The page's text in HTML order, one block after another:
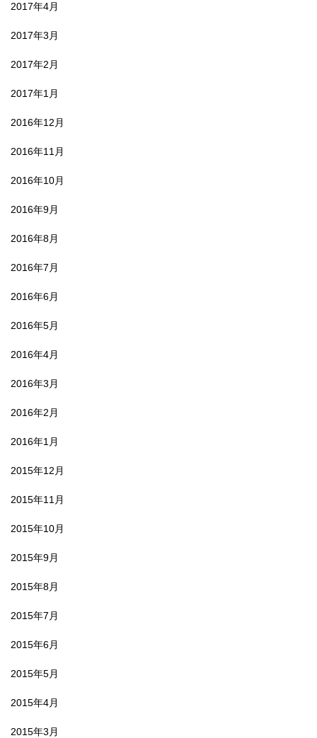
2017年4月
2017年3月
2017年2月
2017年1月
2016年12月
2016年11月
2016年10月
2016年9月
2016年8月
2016年7月
2016年6月
2016年5月
2016年4月
2016年3月
2016年2月
2016年1月
2015年12月
2015年11月
2015年10月
2015年9月
2015年8月
2015年7月
2015年6月
2015年5月
2015年4月
2015年3月